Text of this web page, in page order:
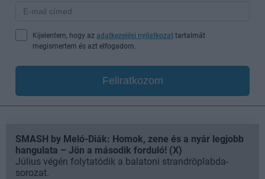
Kijelentem, hogy az adatkezelési nyilatkozat tartalmát
megismertem és azt elfogadom.
Feliratkozom
SMASH by Meló-Diák: Homok, zene és a nyár legjobb
hangulata – Jön a második forduló! (X)
Július végén folytatódik a balatoni strandröplabda-
sorozat.